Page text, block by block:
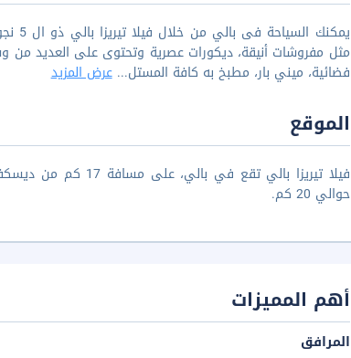
مثل مفروشات أنيقة، ديكورات عصرية وتحتوى على العديد من
فضائية، ميني بار، مطبخ به كافة المستل...عرض المزيد
الموقع
فيلا تيريزا بالي
حوالي 20 كم.
أهم المميزات
المرافق